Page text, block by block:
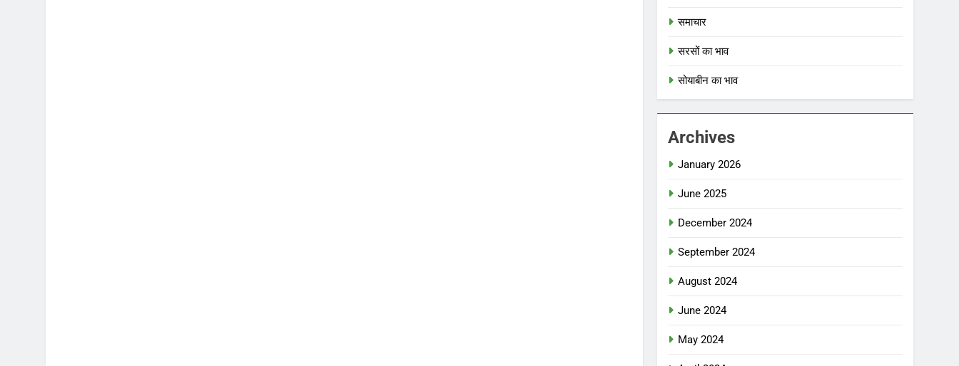
समाचार
सरसों का भाव
सोयाबीन का भाव
Archives
January 2026
June 2025
December 2024
September 2024
August 2024
June 2024
May 2024